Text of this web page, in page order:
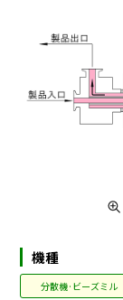
機種
分散機·ビーズミル